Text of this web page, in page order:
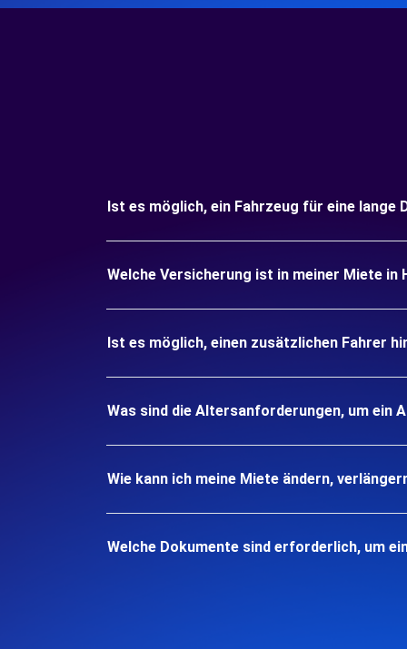
Ist es möglich, ein Fahrzeug für eine lange
Welche Versicherung ist in meiner Miete in
Ist es möglich, einen zusätzlichen Fahrer
Was sind die Altersanforderungen, um ein
Wie kann ich meine Miete ändern,
Welche Dokumente sind erforderlich, um